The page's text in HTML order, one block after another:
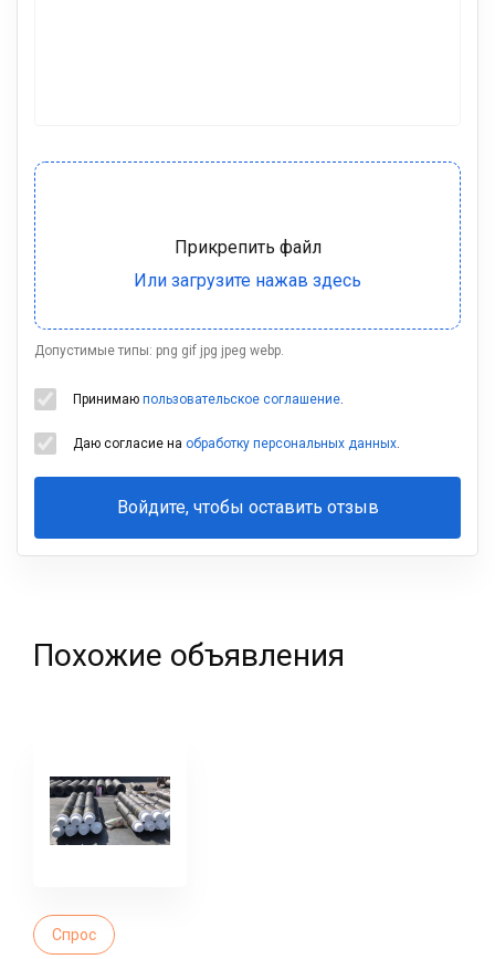
Допустимые типы: png gif jpg jpeg webp.
Принимаю пользовательское соглашение.
Даю согласие на обработку персональных данных.
Войдите, чтобы оставить отзыв
Ваша
Похожие объявления
Спрос